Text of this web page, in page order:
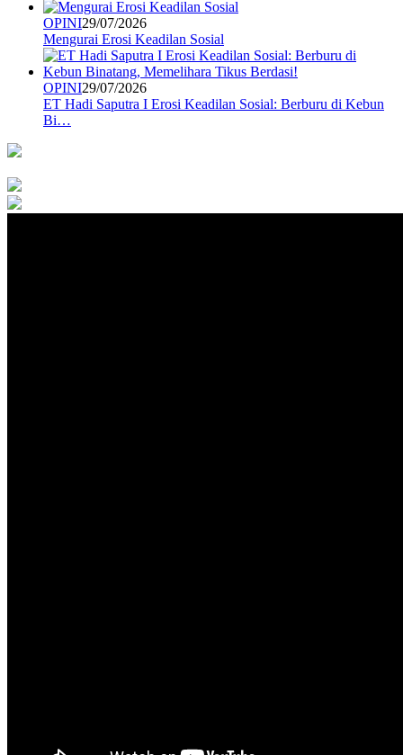
OPINI29/07/2026
Mengurai Erosi Keadilan Sosial
OPINI29/07/2026
ET Hadi Saputra I Erosi Keadilan Sosial: Berburu di Kebun
Bi…